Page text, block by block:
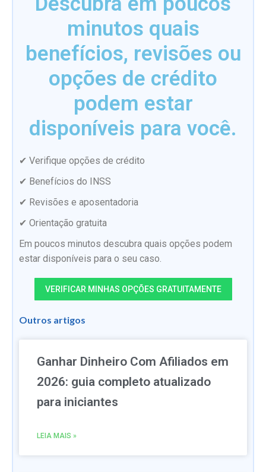
minutos quais
benefícios, revisões ou
opções de crédito
podem estar
disponíveis para você.
✔ Verifique opções de crédito
✔ Benefícios do INSS
✔ Revisões e aposentadoria
✔ Orientação gratuita
Em poucos minutos descubra quais opções podem
estar disponíveis para o seu caso.
VERIFICAR MINHAS OPÇÕES GRATUITAMENTE
Outros artigos
Ganhar Dinheiro Com Afiliados em
2026: guia completo atualizado
para iniciantes
LEIA MAIS »